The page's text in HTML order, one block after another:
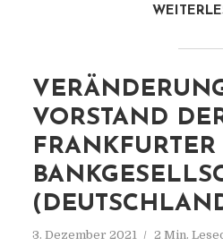
VORSTAND
FRANKFURTER
3. Dezember 2021 2 Min.